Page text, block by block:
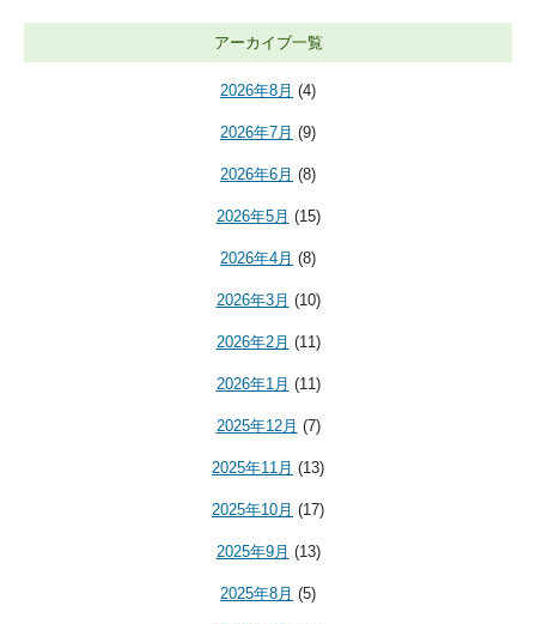
アーカイブ一覧
2026年8月 (4)
2026年7月 (9)
2026年6月 (8)
2026年5月 (15)
2026年4月 (8)
2026年3月 (10)
2026年2月 (11)
2026年1月 (11)
2025年12月 (7)
2025年11月 (13)
2025年10月 (17)
2025年9月 (13)
2025年8月 (5)